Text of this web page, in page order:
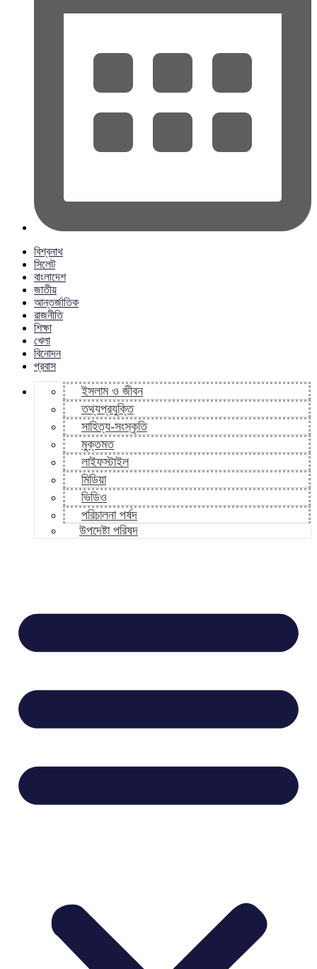
বিশ্বনাথ
সিলেট
বাংলাদেশ
জাতীয়
আন্তর্জাতিক
রাজনীতি
শিক্ষা
খেলা
বিনোদন
প্রবাস
ইসলাম ও জীবন
তথ্যপ্রযুক্তি
সাহিত্য-সংস্কৃতি
মুক্তমত
লাইফস্টাইল
মিডিয়া
ভিডিও
পরিচালনা পর্ষদ
উপদেষ্টা পরিষদ